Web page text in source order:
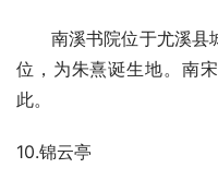
南溪书院位于尤溪县
位，为朱熹诞生地。南
此。
10.锦云亭